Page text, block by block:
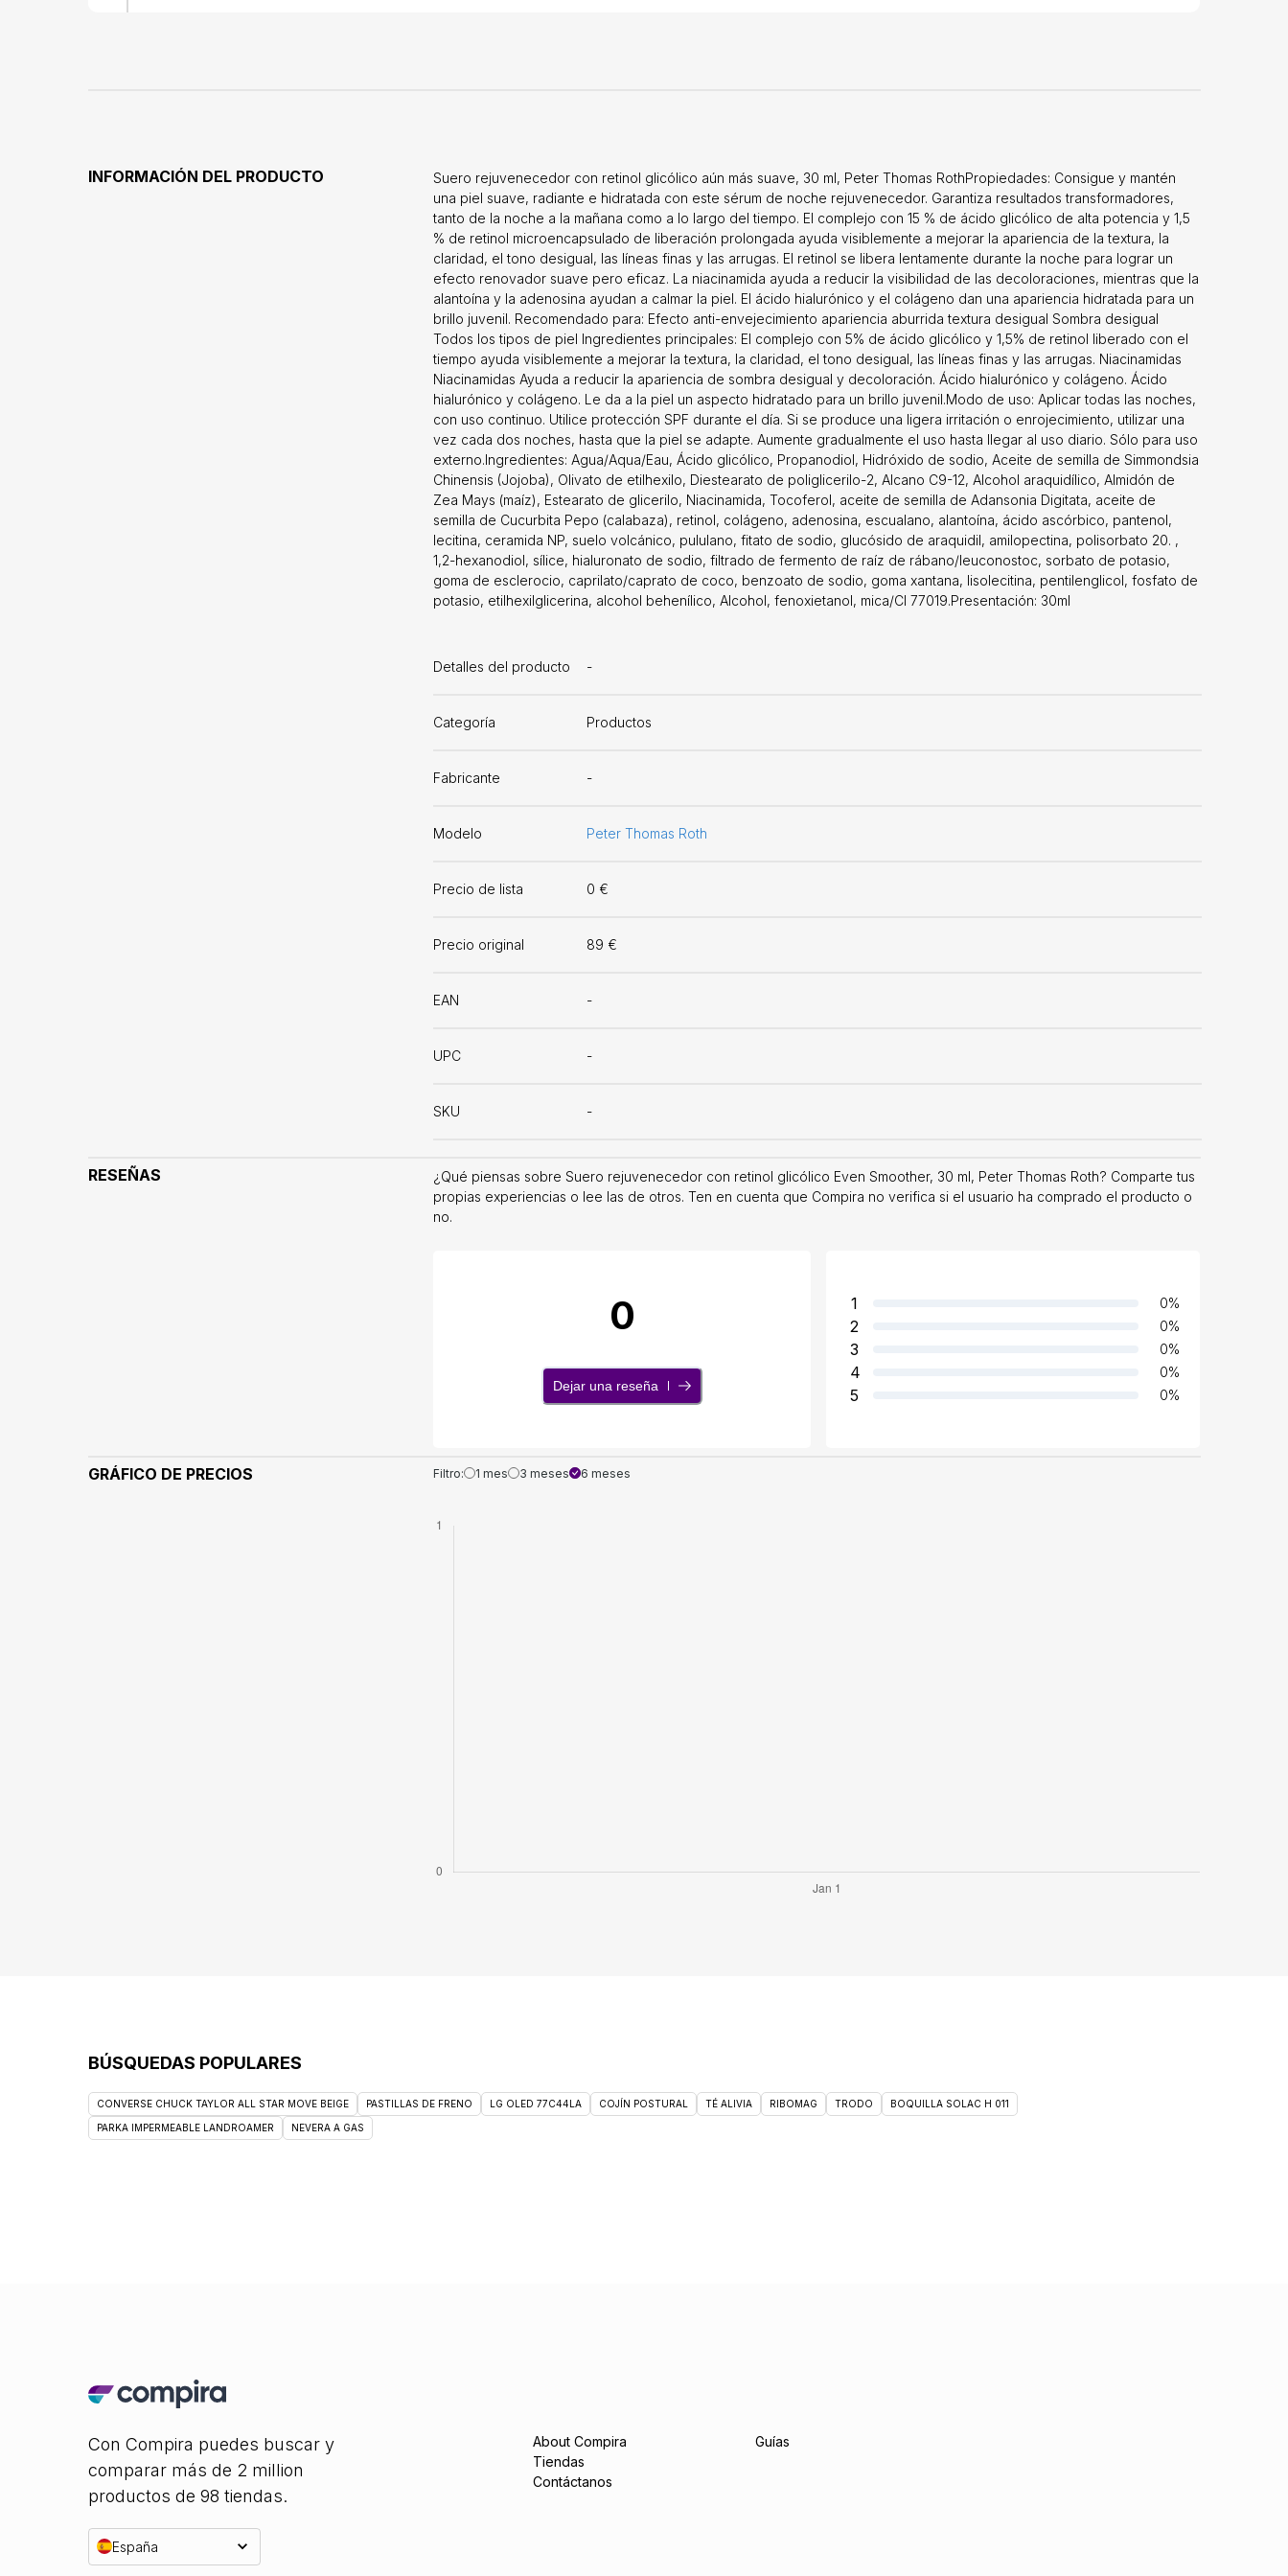
etilhexilglicerina, alcohol behenílico, Alcohol, fenoxietanol, mica/CI 77019.Presentación: 30ml
INFORMACIÓN DEL PRODUCTO
Suero rejuvenecedor con retinol glicólico aún más suave, 30 ml, Peter Thomas RothPropiedades: Consigue y mantén
una piel suave, radiante e hidratada con este sérum de noche rejuvenecedor. Garantiza resultados transformadores,
tanto de la noche a la mañana como a lo largo del tiempo. El complejo con 15 % de ácido glicólico de alta potencia y 1,5
% de retinol microencapsulado de liberación prolongada ayuda visiblemente a mejorar la apariencia de la textura, la
claridad, el tono desigual, las líneas finas y las arrugas. El retinol se libera lentamente durante la noche para lograr un
efecto renovador suave pero eficaz. La niacinamida ayuda a reducir la visibilidad de las decoloraciones, mientras que la
alantoína y la adenosina ayudan a calmar la piel. El ácido hialurónico y el colágeno dan una apariencia hidratada para un
brillo juvenil. Recomendado para: Efecto anti-envejecimiento apariencia aburrida textura desigual Sombra desigual
Todos los tipos de piel Ingredientes principales: El complejo con 5% de ácido glicólico y 1,5% de retinol liberado con el
tiempo ayuda visiblemente a mejorar la textura, la claridad, el tono desigual, las líneas finas y las arrugas. Niacinamidas
Niacinamidas Ayuda a reducir la apariencia de sombra desigual y decoloración. Ácido hialurónico y colágeno. Ácido
hialurónico y colágeno. Le da a la piel un aspecto hidratado para un brillo juvenil.Modo de uso: Aplicar todas las noches,
con uso continuo. Utilice protección SPF durante el día. Si se produce una ligera irritación o enrojecimiento, utilizar una
vez cada dos noches, hasta que la piel se adapte. Aumente gradualmente el uso hasta llegar al uso diario. Sólo para uso
externo.Ingredientes: Agua/Aqua/Eau, Ácido glicólico, Propanodiol, Hidróxido de sodio, Aceite de semilla de Simmondsia
Chinensis (Jojoba), Olivato de etilhexilo, Diestearato de poliglicerilo-2, Alcano C9-12, Alcohol araquidílico, Almidón de
Zea Mays (maíz), Estearato de glicerilo, Niacinamida, Tocoferol, aceite de semilla de Adansonia Digitata, aceite de
semilla de Cucurbita Pepo (calabaza), retinol, colágeno, adenosina, escualano, alantoína, ácido ascórbico, pantenol,
lecitina, ceramida NP, suelo volcánico, pululano, fitato de sodio, glucósido de araquidil, amilopectina, polisorbato 20. ,
1,2-hexanodiol, sílice, hialuronato de sodio, filtrado de fermento de raíz de rábano/leuconostoc, sorbato de potasio,
goma de esclerocio, caprilato/caprato de coco, benzoato de sodio, goma xantana, lisolecitina, pentilenglicol, fosfato de
potasio, etilhexilglicerina, alcohol behenílico, Alcohol, fenoxietanol, mica/CI 77019.Presentación: 30ml
Detalles del producto -
Categoría Productos
Fabricante -
Modelo Peter Thomas Roth
Precio de lista 0 €
Precio original 89 €
EAN -
UPC -
SKU -
RESEÑAS
¿Qué piensas sobre Suero rejuvenecedor con retinol glicólico Even Smoother, 30 ml, Peter Thomas Roth? Comparte tus
propias experiencias o lee las de otros. Ten en cuenta que Compira no verifica si el usuario ha comprado el producto o
no.
0
Dejar una reseña
1 0%
2 0%
3 0%
4 0%
5 0%
GRÁFICO DE PRECIOS Filtro: 1 mes 3 meses 6 meses
BÚSQUEDAS POPULARES
CONVERSE CHUCK TAYLOR ALL STAR MOVE BEIGE PASTILLAS DE FRENO LG OLED 77C44LA COJÍN POSTURAL TÉ ALIVIA RIBOMAG TRODO BOQUILLA SOLAC H 011
PARKA IMPERMEABLE LANDROAMER NEVERA A GAS
Con Compira puedes buscar y
comparar más de 2 million
productos de 98 tiendas.
España
About Compira
Tiendas
Contáctanos
Guías